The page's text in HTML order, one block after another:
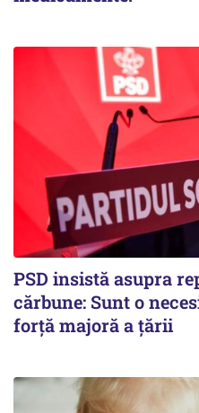
PSD insistă asupra
cărbune: Sunt o
forță majoră a țării